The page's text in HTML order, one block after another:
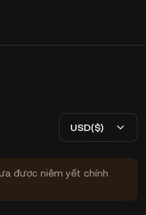
USD($)
được niêm yết chính